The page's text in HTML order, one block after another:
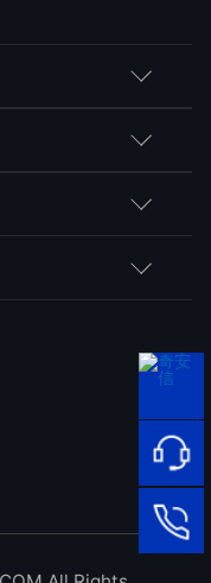
95015
网络安
全服务
热线
在线客